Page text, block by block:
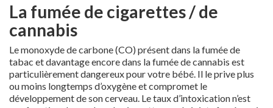
La fumée de cigarettes / de
cannabis
Le monoxyde de carbone (CO) présent dans la fumée de
tabac et davantage encore dans la fumée de cannabis est
particulièrement dangereux pour votre bébé. Il le prive plus
ou moins longtemps d’oxygène et compromet le
développement de son cerveau. Le taux d’intoxication n’est